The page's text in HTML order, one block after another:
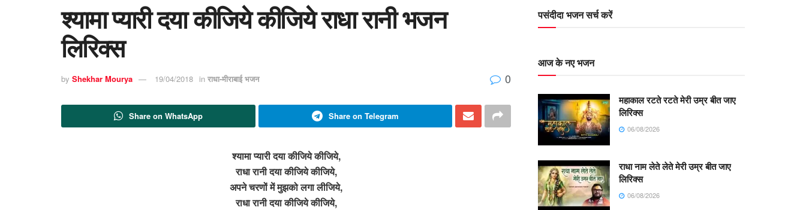
श्यामा प्यारी दया कीजिये कीजिये राधा रानी भजन
लिरिक्स
by Shekhar Mourya 19/04/2018 in राधा-मीराबाई भजन 0
Share on WhatsApp Share on Telegram
श्यामा प्यारी दया कीजिये कीजिये,
राधा रानी दया कीजिये कीजिये,
अपने चरणों में मुझको लगा लीजिये,
राधा रानी दया कीजिये कीजिये,
पसंदीदा भजन सर्च करें
आज के नए भजन
महाकाल रटते रटते मेरी उम्र बीत जाए
लिरिक्स
06/08/2026
राधा नाम लेते लेते मेरी उम्र बीत जाए
लिरिक्स
06/08/2026